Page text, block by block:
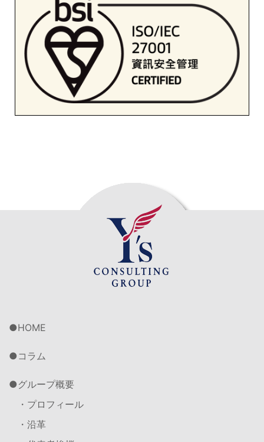
HOME
コラム
グループ概要
・プロフィール
・沿革